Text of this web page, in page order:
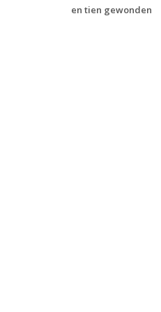
en tien gewonden